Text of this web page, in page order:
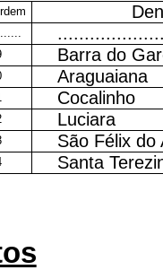
Barra do
Araguaiana
Cocalinho
Luciara
São Félix do
Santa